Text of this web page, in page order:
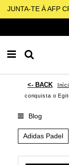
JUNTA-TE À AFP
conquista o
Blog
Adidas Padel